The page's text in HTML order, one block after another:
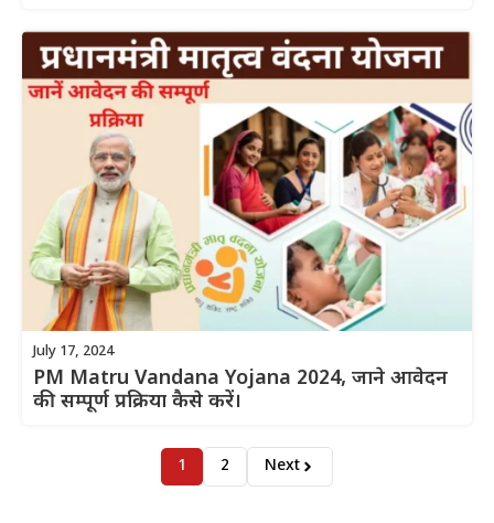
July 17, 2024
PM Matru Vandana Yojana 2024, जाने आवेदन
की सम्पूर्ण प्रक्रिया कैसे करें।
1 2 Next